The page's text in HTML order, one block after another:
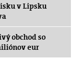
v Lipsku
obchod so
eur